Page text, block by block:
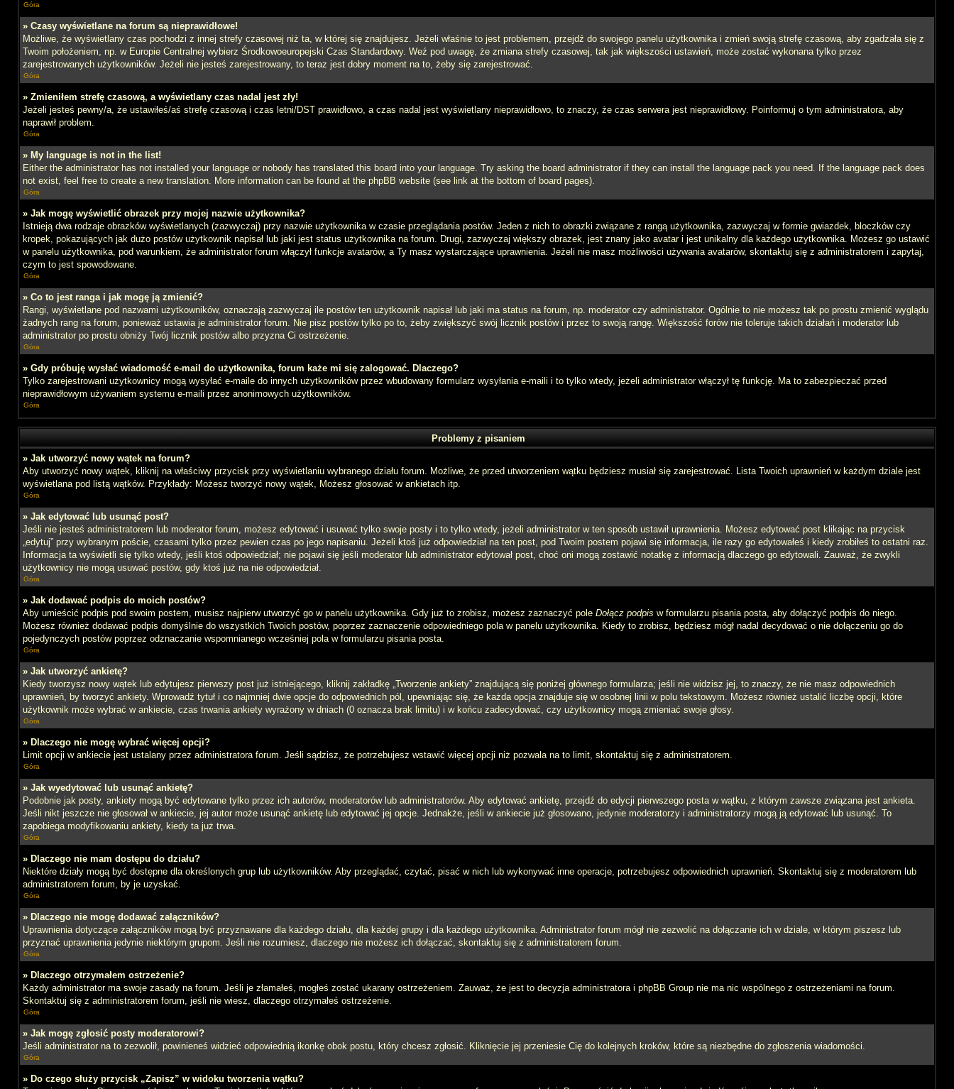
Góra
» Czasy wyświetlane na forum są nieprawidłowe!
Możliwe, że wyświetlany czas pochodzi z innej strefy czasowej niż ta, w której się znajdujesz. Jeżeli właśnie to jest problemem, przejdź do swojego panelu użytkownika i zmień swoją strefę czasową, aby zgadzała się z
Twoim położeniem, np. w Europie Centralnej wybierz Środkowoeuropejski Czas Standardowy. Weź pod uwagę, że zmiana strefy czasowej, tak jak większości ustawień, może zostać wykonana tylko przez
zarejestrowanych użytkowników. Jeżeli nie jesteś zarejestrowany, to teraz jest dobry moment na to, żeby się zarejestrować.
Góra
» Zmieniłem strefę czasową, a wyświetlany czas nadal jest zły!
Jeżeli jesteś pewny/a, że ustawiłeś/aś strefę czasową i czas letni/DST prawidłowo, a czas nadal jest wyświetlany nieprawidłowo, to znaczy, że czas serwera jest nieprawidłowy. Poinformuj o tym administratora, aby
naprawił problem.
Góra
» My language is not in the list!
Either the administrator has not installed your language or nobody has translated this board into your language. Try asking the board administrator if they can install the language pack you need. If the language pack does
not exist, feel free to create a new translation. More information can be found at the phpBB website (see link at the bottom of board pages).
Góra
» Jak mogę wyświetlić obrazek przy mojej nazwie użytkownika?
Istnieją dwa rodzaje obrazków wyświetlanych (zazwyczaj) przy nazwie użytkownika w czasie przeglądania postów. Jeden z nich to obrazki związane z rangą użytkownika, zazwyczaj w formie gwiazdek, bloczków czy
kropek, pokazujących jak dużo postów użytkownik napisał lub jaki jest status użytkownika na forum. Drugi, zazwyczaj większy obrazek, jest znany jako avatar i jest unikalny dla każdego użytkownika. Możesz go ustawić
w panelu użytkownika, pod warunkiem, że administrator forum włączył funkcje avatarów, a Ty masz wystarczające uprawnienia. Jeżeli nie masz możliwości używania avatarów, skontaktuj się z administratorem i zapytaj,
czym to jest spowodowane.
Góra
» Co to jest ranga i jak mogę ją zmienić?
Rangi, wyświetlane pod nazwami użytkowników, oznaczają zazwyczaj ile postów ten użytkownik napisał lub jaki ma status na forum, np. moderator czy administrator. Ogólnie to nie możesz tak po prostu zmienić wyglądu
żadnych rang na forum, ponieważ ustawia je administrator forum. Nie pisz postów tylko po to, żeby zwiększyć swój licznik postów i przez to swoją rangę. Większość forów nie toleruje takich działań i moderator lub
administrator po prostu obniży Twój licznik postów albo przyzna Ci ostrzeżenie.
Góra
» Gdy próbuję wysłać wiadomość e-mail do użytkownika, forum każe mi się zalogować. Dlaczego?
Tylko zarejestrowani użytkownicy mogą wysyłać e-maile do innych użytkowników przez wbudowany formularz wysyłania e-maili i to tylko wtedy, jeżeli administrator włączył tę funkcję. Ma to zabezpieczać przed
nieprawidłowym używaniem systemu e-maili przez anonimowych użytkowników.
Góra
Problemy z pisaniem
» Jak utworzyć nowy wątek na forum?
Aby utworzyć nowy wątek, kliknij na właściwy przycisk przy wyświetlaniu wybranego działu forum. Możliwe, że przed utworzeniem wątku będziesz musiał się zarejestrować. Lista Twoich uprawnień w każdym dziale jest
wyświetlana pod listą wątków. Przykłady: Możesz tworzyć nowy wątek, Możesz głosować w ankietach itp.
Góra
» Jak edytować lub usunąć post?
Jeśli nie jesteś administratorem lub moderator forum, możesz edytować i usuwać tylko swoje posty i to tylko wtedy, jeżeli administrator w ten sposób ustawił uprawnienia. Możesz edytować post klikając na przycisk
„edytuj” przy wybranym poście, czasami tylko przez pewien czas po jego napisaniu. Jeżeli ktoś już odpowiedział na ten post, pod Twoim postem pojawi się informacja, ile razy go edytowałeś i kiedy zrobiłeś to ostatni raz.
Informacja ta wyświetli się tylko wtedy, jeśli ktoś odpowiedział; nie pojawi się jeśli moderator lub administrator edytował post, choć oni mogą zostawić notatkę z informacją dlaczego go edytowali. Zauważ, że zwykli
użytkownicy nie mogą usuwać postów, gdy ktoś już na nie odpowiedział.
Góra
» Jak dodawać podpis do moich postów?
Aby umieścić podpis pod swoim postem, musisz najpierw utworzyć go w panelu użytkownika. Gdy już to zrobisz, możesz zaznaczyć pole Dołącz podpis w formularzu pisania posta, aby dołączyć podpis do niego.
Możesz również dodawać podpis domyślnie do wszystkich Twoich postów, poprzez zaznaczenie odpowiedniego pola w panelu użytkownika. Kiedy to zrobisz, będziesz mógł nadal decydować o nie dołączeniu go do
pojedynczych postów poprzez odznaczanie wspomnianego wcześniej pola w formularzu pisania posta.
Góra
» Jak utworzyć ankietę?
Kiedy tworzysz nowy wątek lub edytujesz pierwszy post już istniejącego, kliknij zakładkę „Tworzenie ankiety” znajdującą się poniżej głównego formularza; jeśli nie widzisz jej, to znaczy, że nie masz odpowiednich
uprawnień, by tworzyć ankiety. Wprowadź tytuł i co najmniej dwie opcje do odpowiednich pól, upewniając się, że każda opcja znajduje się w osobnej linii w polu tekstowym. Możesz również ustalić liczbę opcji, które
użytkownik może wybrać w ankiecie, czas trwania ankiety wyrażony w dniach (0 oznacza brak limitu) i w końcu zadecydować, czy użytkownicy mogą zmieniać swoje głosy.
Góra
» Dlaczego nie mogę wybrać więcej opcji?
Limit opcji w ankiecie jest ustalany przez administratora forum. Jeśli sądzisz, że potrzebujesz wstawić więcej opcji niż pozwala na to limit, skontaktuj się z administratorem.
Góra
» Jak wyedytować lub usunąć ankietę?
Podobnie jak posty, ankiety mogą być edytowane tylko przez ich autorów, moderatorów lub administratorów. Aby edytować ankietę, przejdź do edycji pierwszego posta w wątku, z którym zawsze związana jest ankieta.
Jeśli nikt jeszcze nie głosował w ankiecie, jej autor może usunąć ankietę lub edytować jej opcje. Jednakże, jeśli w ankiecie już głosowano, jedynie moderatorzy i administratorzy mogą ją edytować lub usunąć. To
zapobiega modyfikowaniu ankiety, kiedy ta już trwa.
Góra
» Dlaczego nie mam dostępu do działu?
Niektóre działy mogą być dostępne dla określonych grup lub użytkowników. Aby przeglądać, czytać, pisać w nich lub wykonywać inne operacje, potrzebujesz odpowiednich uprawnień. Skontaktuj się z moderatorem lub
administratorem forum, by je uzyskać.
Góra
» Dlaczego nie mogę dodawać załączników?
Uprawnienia dotyczące załączników mogą być przyznawane dla każdego działu, dla każdej grupy i dla każdego użytkownika. Administrator forum mógł nie zezwolić na dołączanie ich w dziale, w którym piszesz lub
przyznać uprawnienia jedynie niektórym grupom. Jeśli nie rozumiesz, dlaczego nie możesz ich dołączać, skontaktuj się z administratorem forum.
Góra
» Dlaczego otrzymałem ostrzeżenie?
Każdy administrator ma swoje zasady na forum. Jeśli je złamałeś, mogłeś zostać ukarany ostrzeżeniem. Zauważ, że jest to decyzja administratora i phpBB Group nie ma nic wspólnego z ostrzeżeniami na forum.
Skontaktuj się z administratorem forum, jeśli nie wiesz, dlaczego otrzymałeś ostrzeżenie.
Góra
» Jak mogę zgłosić posty moderatorowi?
Jeśli administrator na to zezwolił, powinieneś widzieć odpowiednią ikonkę obok postu, który chcesz zgłosić. Kliknięcie jej przeniesie Cię do kolejnych kroków, które są niezbędne do zgłoszenia wiadomości.
Góra
» Do czego służy przycisk „Zapisz” w widoku tworzenia wątku?